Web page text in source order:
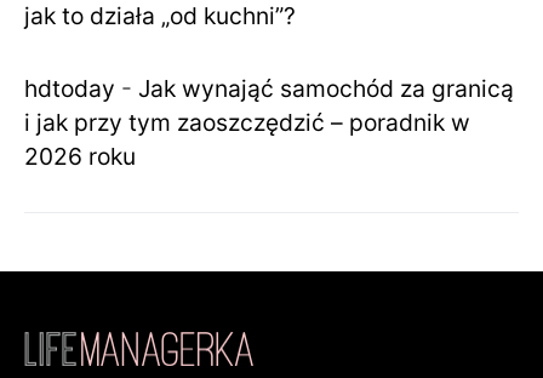
jak to działa „od kuchni”?
hdtoday - Jak wynająć samochód za granicą
i jak przy tym zaoszczędzić – poradnik w
2026 roku